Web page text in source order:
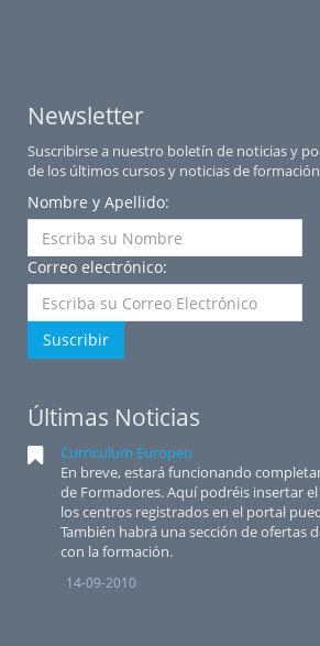
Newsletter
Suscribirse a nuestro boletín de noticias y
de los últimos cursos y noticias de
Nombre y Apellido:
Correo electrónico:
Suscribir
Últimas Noticias
Curriculum Europeo
En breve, estará funcionando
de Formadores. Aquí podréis insertar
los centros registrados en el portal
También habrá una sección de ofertas
con la formación.
14-09-2010